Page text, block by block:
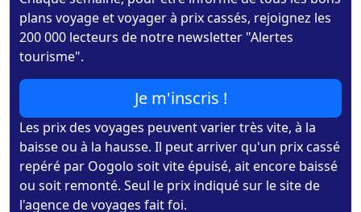
plans voyage et voyager à prix cassés, rejoignez les
200 000 lecteurs de notre newsletter "Alertes
tourisme".
Je m'inscris !
Les prix des voyages peuvent varier très vite, à la
baisse ou à la hausse. Il peut arriver qu'un prix cassé
repéré par Oogolo soit vite épuisé, ait encore baissé
ou soit remonté. Seul le prix indiqué sur le site de
l'agence de voyages fait foi.